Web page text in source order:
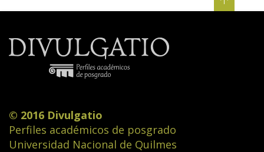
© 2016 Divulgatio
Perfiles académicos de posgrado
Universidad Nacional de Quilmes